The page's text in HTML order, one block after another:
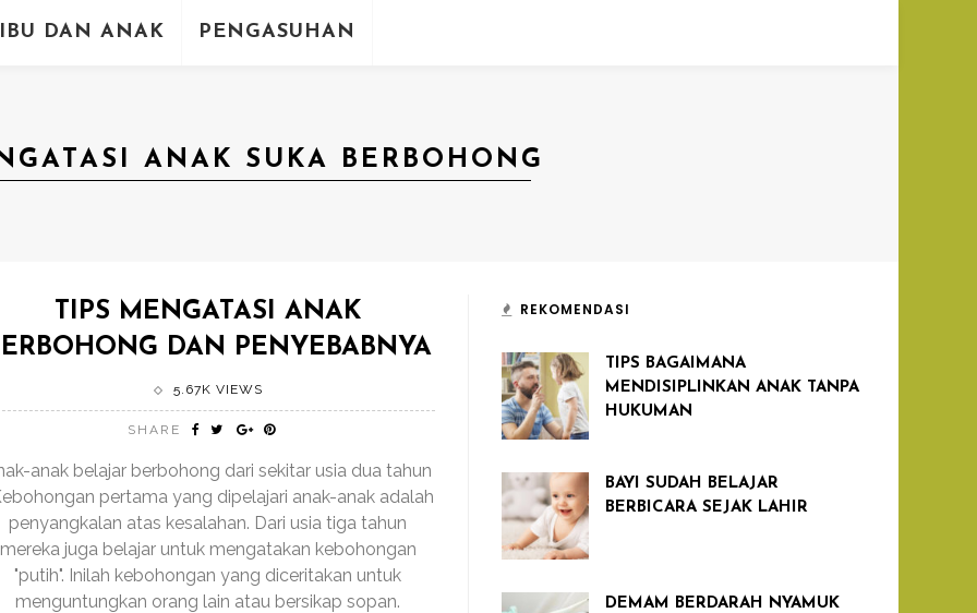
IBU DAN ANAK PENGASUHAN
ANAK SUKA BERBOHONG
TIPS MENGATASI ANAK
DAN PENYEBABNYA
5.67K VIEWS
SHARE
anak belajar berbohong dari sekitar usia dua tahun
pertama yang dipelajari anak-anak adalah
penyangkalan atas kesalahan. Dari usia tiga tahun
mereka juga belajar untuk mengatakan kebohongan
"putih". Inilah kebohongan yang diceritakan untuk
menguntungkan orang lain atau bersikap sopan.
REKOMENDASI
TIPS BAGAIMANA
MENDISIPLINKAN ANAK TANPA
HUKUMAN
BAYI SUDAH BELAJAR
BERBICARA SEJAK LAHIR
DEMAM BERDARAH NYAMUK